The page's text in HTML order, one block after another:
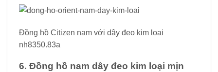
Đồng hồ Citizen nam với dây đeo kim loại
nh8350.83a
6. Đồng hồ nam dây đeo kim loại mịn